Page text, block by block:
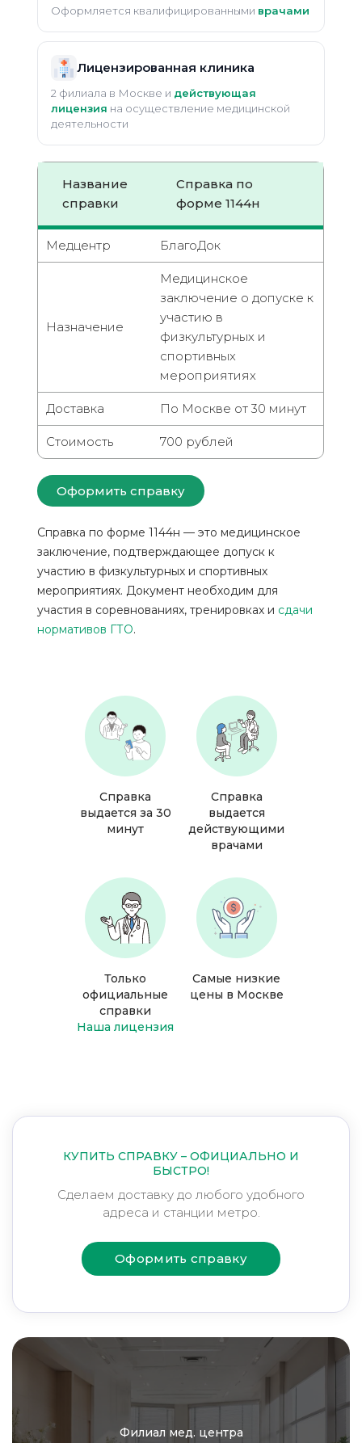
Оформляется квалифицированными врачами
Лицензированная клиника
2 филиала в Москве и действующая
лицензия на осуществление медицинской
деятельности
Название
справки
Справка по
форме 1144н
Медцентр БлагоДок
Назначение
Медицинское
заключение о допуске к
участию в
физкультурных и
спортивных
мероприятиях
Доставка По Москве от 30 минут
Стоимость 700 рублей
Оформить справку
Справка по форме 1144н — это медицинское
заключение, подтверждающее допуск к
участию в физкультурных и спортивных
мероприятиях. Документ необходим для
участия в соревнованиях, тренировках и сдачи
нормативов ГТО.
Справка
выдается за 30
минут
Справка
выдается
действующими
врачами
Только
официальные
справки
Наша лицензия
Самые низкие
цены в Москве
КУПИТЬ СПРАВКУ – ОФИЦИАЛЬНО И
БЫСТРО!
Сделаем доставку до любого удобного
адреса и станции метро.
Оформить справку
Филиал мед. центра